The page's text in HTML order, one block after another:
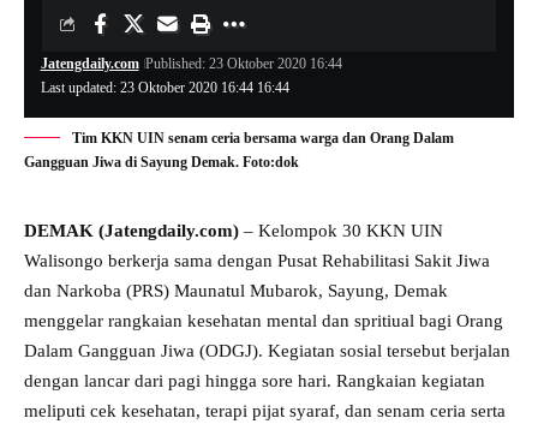
Last updated: 23 Oktober 2020 16:44 16:44
Jatengdaily.com Published: 23 Oktober 2020 16:44
Tim KKN UIN senam ceria bersama warga dan Orang Dalam
Gangguan Jiwa di Sayung Demak. Foto:dok
DEMAK (Jatengdaily.com) – Kelompok 30 KKN UIN
Walisongo berkerja sama dengan Pusat Rehabilitasi Sakit Jiwa
dan Narkoba (PRS) Maunatul Mubarok, Sayung, Demak
menggelar rangkaian kesehatan mental dan spritiual bagi Orang
Dalam Gangguan Jiwa (ODGJ). Kegiatan sosial tersebut berjalan
dengan lancar dari pagi hingga sore hari. Rangkaian kegiatan
meliputi cek kesehatan, terapi pijat syaraf, dan senam ceria serta